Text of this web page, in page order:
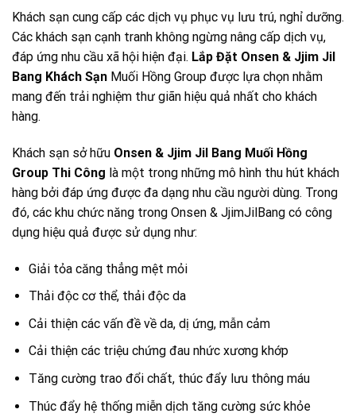
Khách sạn cung cấp các dịch vụ phục vụ lưu trú, nghỉ dưỡng.
Các khách sạn cạnh tranh không ngừng nâng cấp dịch vụ,
đáp ứng nhu cầu xã hội hiện đại. Lắp Đặt Onsen & Jjim Jil
Bang Khách Sạn Muối Hồng Group được lựa chọn nhằm
mang đến trải nghiệm thư giãn hiệu quả nhất cho khách
hàng.
Khách sạn sở hữu Onsen & Jjim Jil Bang Muối Hồng
Group Thi Công là một trong những mô hình thu hút khách
hàng bởi đáp ứng được đa dạng nhu cầu người dùng. Trong
đó, các khu chức năng trong Onsen & JjimJilBang có công
dụng hiệu quả được sử dụng như:
Giải tỏa căng thẳng mệt mỏi
Thải độc cơ thể, thải độc da
Cải thiện các vấn đề về da, dị ứng, mẫn cảm
Cải thiện các triệu chứng đau nhức xương khớp
Tăng cường trao đổi chất, thúc đẩy lưu thông máu
Thúc đẩy hệ thống miễn dịch tăng cường sức khỏe